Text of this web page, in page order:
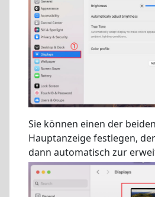
Sie können einen der
Hauptanzeige festlegen,
dann automatisch zur